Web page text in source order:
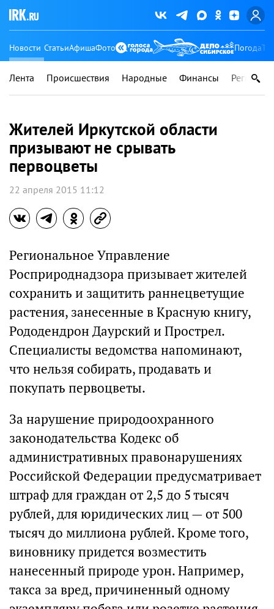
Новости СтатьиАфишаФото Погода
Лента Происшествия Народные Финансы Регионы
Жителей Иркутской области
призывают не срывать
первоцветы
22 апреля 2015 11:12
Региональное Управление
Росприроднадзора призывает жителей
сохранить и защитить раннецветущие
растения, занесенные в Красную книгу,
Рододендрон Даурский и Прострел.
Специалисты ведомства напоминают,
что нельзя собирать, продавать и
покупать первоцветы.
За нарушение природоохранного
законодательства Кодекс об
административных правонарушениях
Российской Федерации предусматривает
штраф для граждан от 2,5 до 5 тысяч
рублей, для юридических лиц — от 500
тысяч до миллиона рублей. Кроме того,
виновнику придется возместить
нанесенный природе урон. Например,
такса за вред, причиненный одному